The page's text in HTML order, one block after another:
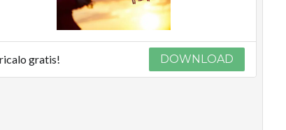
gratis! DOWNLOAD